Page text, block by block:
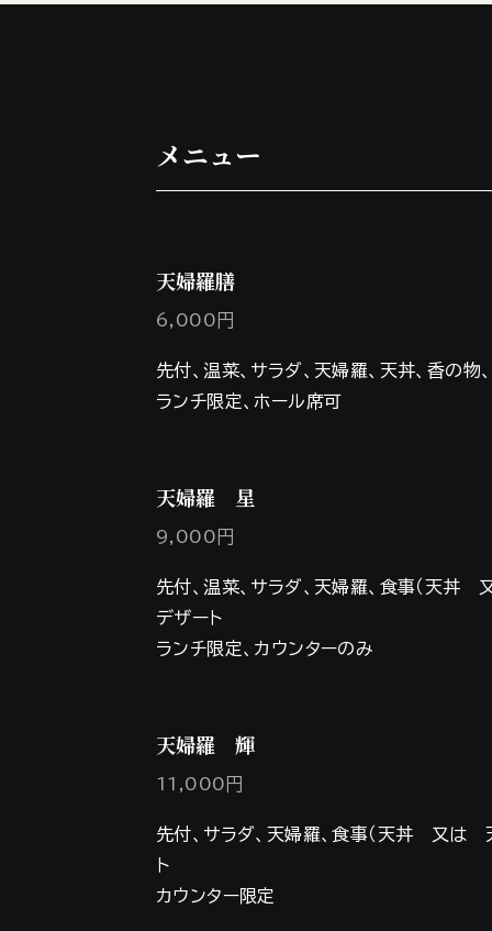
メニュー
天婦羅膳
6,000円
先付、温菜、サラダ、天婦羅、天丼、香の物
ランチ限定、ホール席可
天婦羅 星
9,000円
先付、温菜、サラダ、天婦羅、食事（天丼
デザート
ランチ限定、カウンターのみ
天婦羅 輝
11,000円
先付、サラダ、天婦羅、食事（天丼 又は
ト
カウンター限定